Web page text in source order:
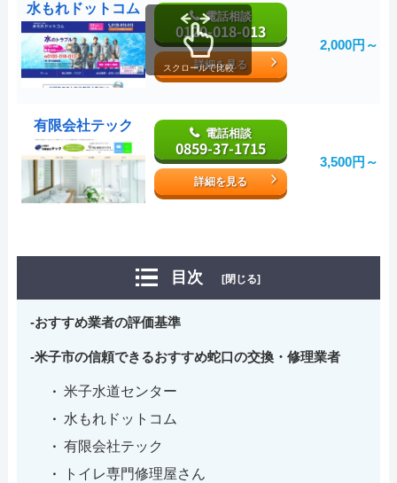
水もれドットコム
電話相談
0120-018-013
詳細を見る
2,000円～
有限会社テック
電話相談
0859-37-1715
詳細を見る
3,500円～
スクロールで比較
目次 [閉じる]
おすすめ業者の評価基準
米子市の信頼できるおすすめ蛇口の交換・修理業者
米子水道センター
水もれドットコム
有限会社テック
トイレ専門修理屋さん